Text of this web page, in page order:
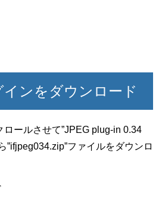
ンをダウンロード
ロールさせて”JPEG plug-in 0.34
”ifjpeg034.zip”ファイルをダウンロ